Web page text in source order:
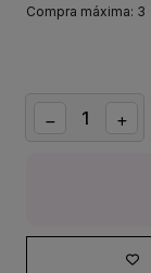
Compra máxima: 3